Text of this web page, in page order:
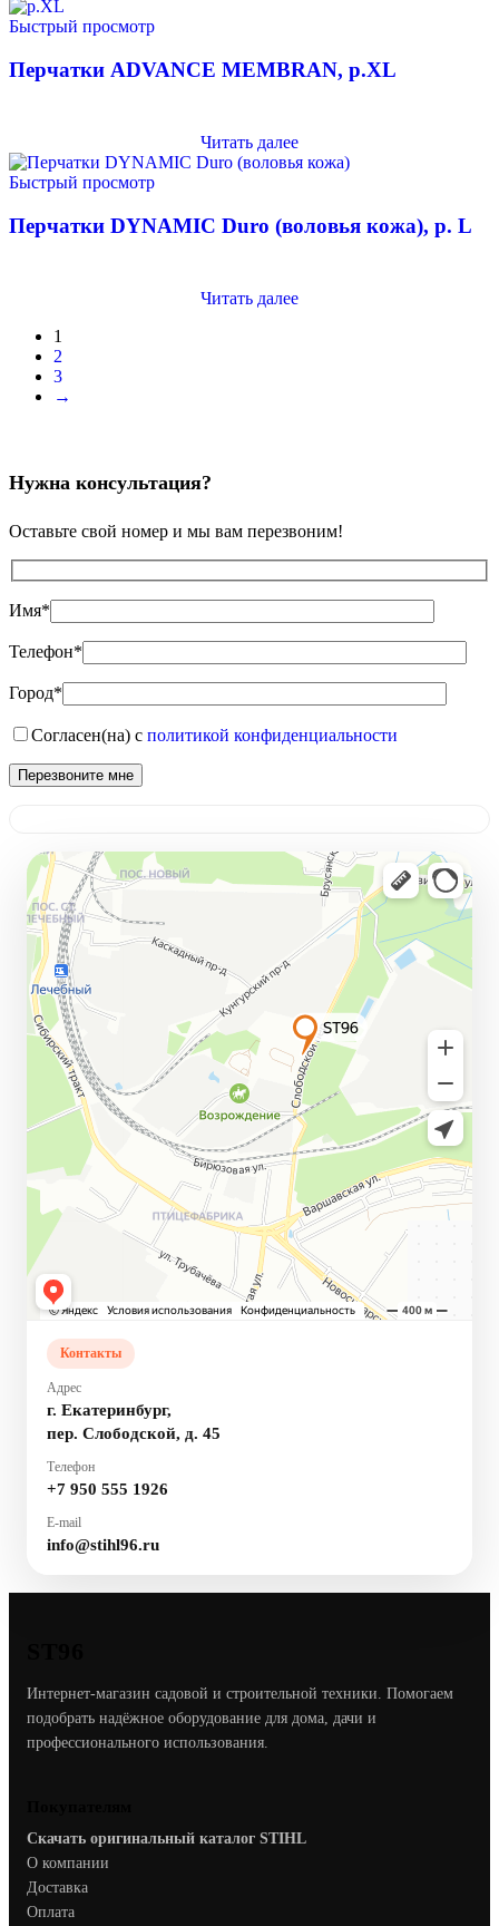
Быстрый просмотр
Перчатки ADVANCE MEMBRAN, р.XL
Читать далее
Быстрый просмотр
Перчатки DYNAMIC Duro (воловья кожа), р. L
Читать далее
1
2
3
→
Нужна консультация?
Оставьте свой номер и мы вам перезвоним!
Имя*
Телефон*
Город*
Согласен(на) с политикой конфиденциальности
Контакты
Адрес
г. Екатеринбург,
пер. Слободской, д. 45
Телефон
+7 950 555 1926
E-mail
info@stihl96.ru
Интернет-магазин садовой и строительной техники. Помогаем
подобрать надёжное оборудование для дома, дачи и
профессионального использования.
Скачать оригинальный каталог STIHL
О компании
Доставка
Оплата